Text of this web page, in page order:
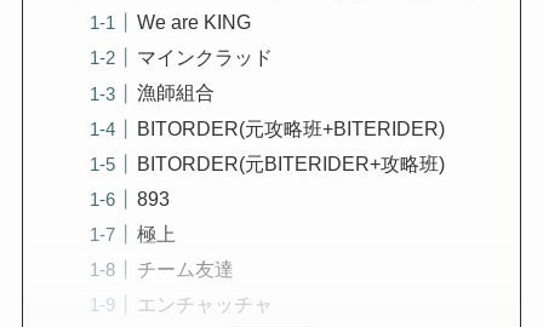
We are KING
マインクラッド
漁師組合
BITORDER(元攻略班+BITERIDER)
BITORDER(元BITERIDER+攻略班)
893
極上
チーム友達
エンチャッチャ